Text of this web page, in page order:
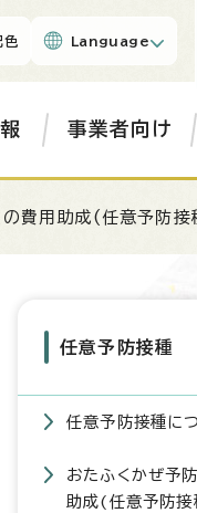
色 Language
事業者向け
費用助成(任意予防接
任意予防接種
任意予防接種に
おたふくかぜ予
助成(任意予防接